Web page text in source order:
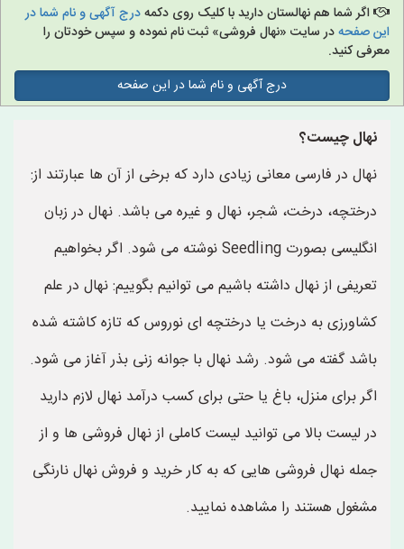
اگر شما هم نهالستان دارید با کلیک روی دکمهدرج آگهی و نام شما در
این صفحهدر سایت «نهال فروشی» ثبت نام نموده و سپس خودتان را
معرفی کنید.
درج آگهی و نام شما در این صفحه
نهال چیست؟
نهال در فارسی معانی زیادی دارد که برخی از آن ها عبارتند از:
درختچه، درخت، شجر، نهال و غیره می باشد. نهال در زبان
انگلیسی بصورت Seedling نوشته می شود. اگر بخواهیم
تعریفی از نهال داشته باشیم می توانیم بگوییم: نهال در علم
کشاورزی به درخت یا درختچه ای نوروس که تازه کاشته شده
باشد گفته می شود. رشد نهال با جوانه زنی بذر آغاز می شود.
اگر برای منزل، باغ یا حتی برای کسب درآمد نهال لازم دارید
در لیست بالا می توانید لیست کاملی از نهال فروشی ها و از
جمله نهال فروشی هایی که به کار خرید و فروش نهال نارنگی
مشغول هستند را مشاهده نمایید.